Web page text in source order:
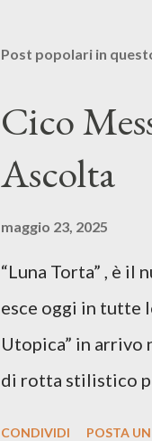
Post popolari in
Cico
Ascolta
maggio 23, 2025
“Luna Torta” , è
esce oggi in tutte
Utopica” in arrivo
di rotta stilistico
CONDIVIDI POSTA